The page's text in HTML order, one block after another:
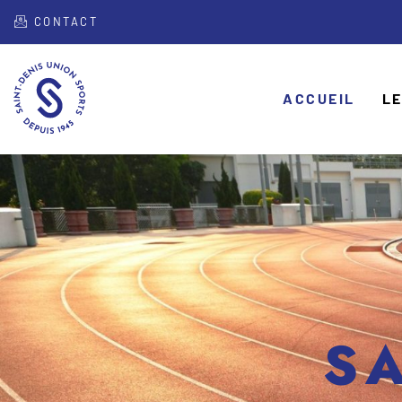
CONTACT
ACCUEIL